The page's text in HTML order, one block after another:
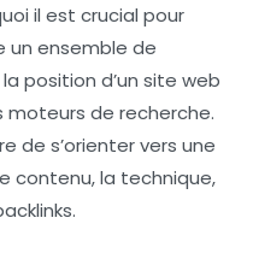
il est crucial pour
un ensemble de
position d’un site web
de recherche.
de s’orienter vers une
contenu, la technique,